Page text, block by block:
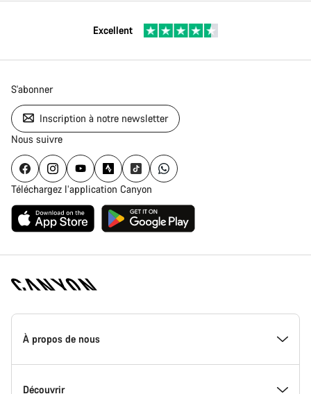
Excellent
S'abonner
Inscription à notre newsletter
Nous suivre
Téléchargez l’application Canyon
Page
d'accueil
Canyon
-
À propos de nous
Inside Canyon
Découvrir